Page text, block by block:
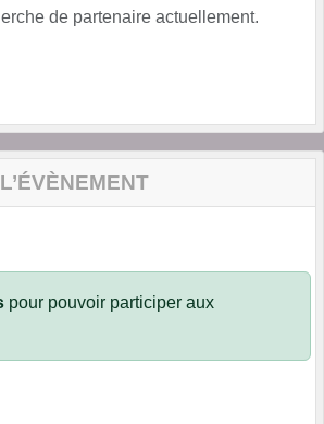
de partenaire actuellement.
pour pouvoir participer aux